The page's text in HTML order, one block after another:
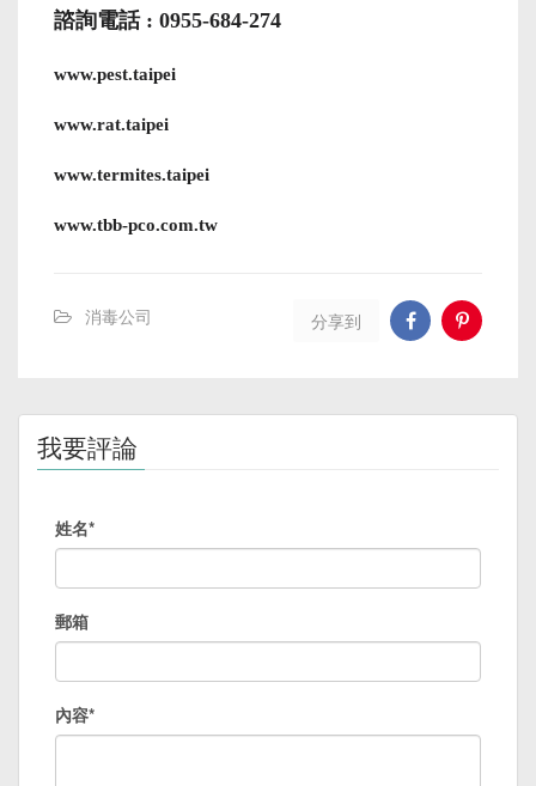
諮詢電話 : 0955-684-274
www.pest.taipei
www.rat.taipei
www.termites.taipei
www.tbb-pco.com.tw
消毒公司 分享到
我要評論
姓名*
郵箱
內容*